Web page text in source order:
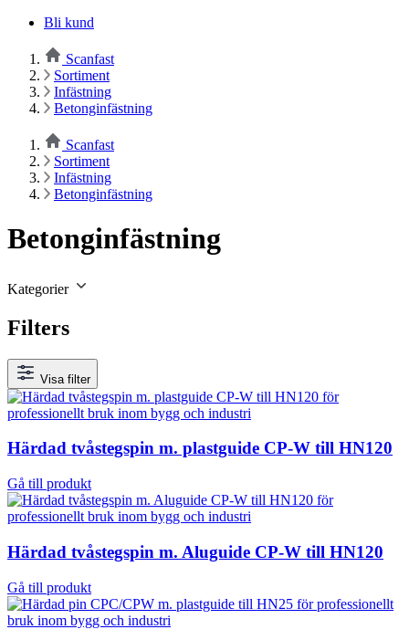
Bli kund
Scanfast
Sortiment
Infästning
Betonginfästning
Scanfast
Sortiment
Infästning
Betonginfästning
Betonginfästning
Kategorier
Filters
Visa filter
Härdad tvåstegspin m. plastguide CP-W till HN120
Gå till produkt
Härdad tvåstegspin m. Aluguide CP-W till HN120
Gå till produkt